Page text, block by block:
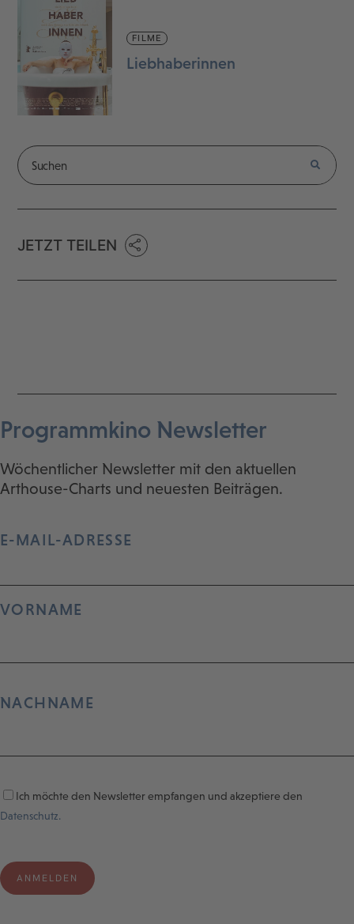
FILME
Liebhaberinnen
JETZT TEILEN
Programmkino Newsletter
Wöchentlicher Newsletter mit den aktuellen
Arthouse-Charts und neuesten Beiträgen.
E-MAIL-ADRESSE
VORNAME
NACHNAME
Ich möchte den Newsletter empfangen und akzeptiere den
Datenschutz.